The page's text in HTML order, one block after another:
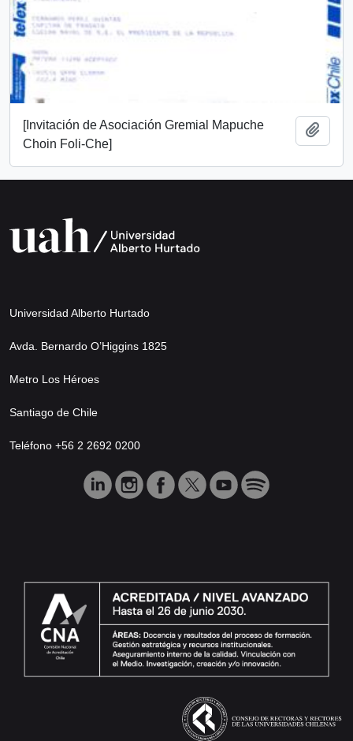
[Invitación de Asociación Gremial Mapuche
Choin Foli-Che]
Universidad Alberto Hurtado
Avda. Bernardo O’Higgins 1825
Metro Los Héroes
Santiago de Chile
Teléfono +56 2 2692 0200